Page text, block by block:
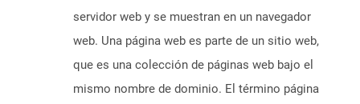
servidor web y se muestran en un navegador
web. Una página web es parte de un sitio web,
que es una colección de páginas web bajo el
mismo nombre de dominio. El término página